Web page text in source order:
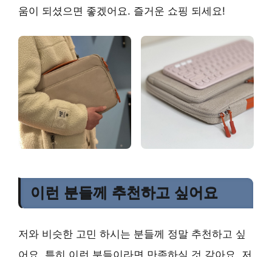
움이 되셨으면 좋겠어요. 즐거운 쇼핑 되세요!
이런 분들께 추천하고 싶어요
저와 비슷한 고민 하시는 분들께 정말 추천하고 싶